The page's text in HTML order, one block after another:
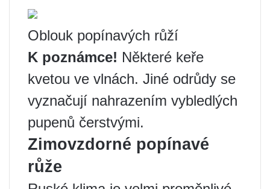
Oblouk popínavých růží
K poznámce! Některé keře
kvetou ve vlnách. Jiné odrůdy se
vyznačují nahrazením vybledlých
pupenů čerstvými.
Zimovzdorné popínavé
růže